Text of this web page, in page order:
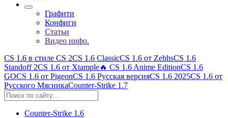
Графити
Конфиги
Статьи
Видео инфо.
CS 1.6 в стиле CS 2CS 1.6 ClassicCS 1.6 от ZehhsCS 1.6
Standoff 2CS 1.6 от Xtample🔥 CS 1.6 Anime EditionCS 1.6
GOCS 1.6 от PigeonCS 1.6 Русская версияCS 1.6 2025CS 1.6 от
Русского МясникаCounter-Strike 1.7
Counter-Strike 1.6